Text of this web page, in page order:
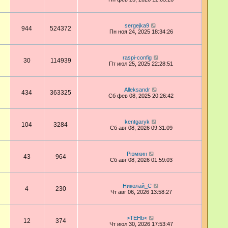
944 524372
sergejka9
Пн ноя 24, 2025 18:34:26
30 114939
raspi-config
Пт июл 25, 2025 22:28:51
434 363325
Alleksandr
Сб фев 08, 2025 20:26:42
104 3284
kentgaryk
Сб авг 08, 2026 09:31:09
43 964
Рюмкин
Сб авг 08, 2026 01:59:03
4 230
Николай_С
Чт авг 06, 2026 13:58:27
12 374
>TEHb<
Чт июл 30, 2026 17:53:47